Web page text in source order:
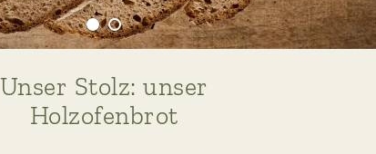
Unser Stolz: unser
Holzofenbrot